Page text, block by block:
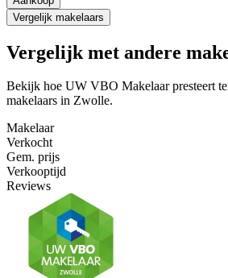
Vergelijk makelaars
Vergelijk met andere
Bekijk hoe UW VBO Makelaar presteert
makelaars in Zwolle.
Makelaar
Verkocht
Gem. prijs
Verkooptijd
Reviews